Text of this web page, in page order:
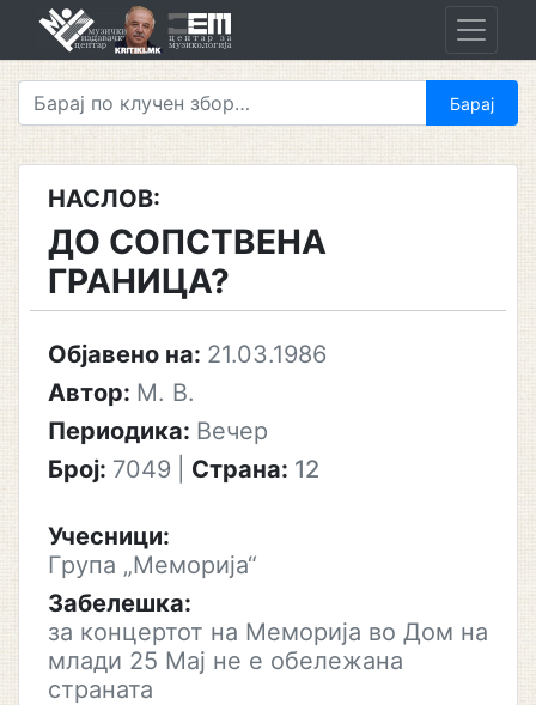
НАСЛОВ:
ДО СОПСТВЕНА
ГРАНИЦА?
Објавено на: 21.03.1986
Автор: М. В.
Периодика: Вечер
Број: 7049 Страна: 12
Учесници:
Група „Меморија“
Забелешка:
за концертот на Меморија во Дом на
млади 25 Мај не е обележана
страната